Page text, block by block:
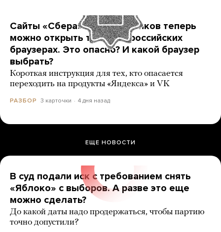
Сайты «Сбера» и других банков теперь
можно открыть только в российских
браузерах. Это опасно? И какой браузер
выбрать?
Короткая инструкция для тех, кто опасается
переходить на продукты «Яндекса» и VK
РАЗБОР 3 карточки 4 дня назад
ЕЩЕ НОВОСТИ
В суд подали иск с требованием снять
«Яблоко» с выборов. А разве это еще
можно сделать?
До какой даты надо продержаться, чтобы партию
точно допустили?